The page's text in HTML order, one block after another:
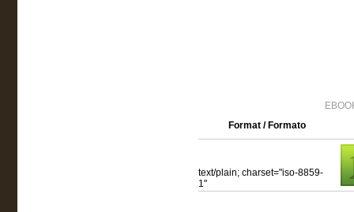
Format / Formato
text/plain; charset="iso-8859-
1"